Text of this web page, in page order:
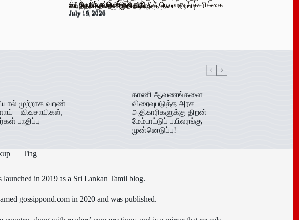
67 பேருக்கு டெங்கு உறுதி
July 16, 2026
ஊடக விளம்பரங்கள் – அஜித் ரொஹன எச்சரிக்கை
July 15, 2026
கடத்தல் முயற்சி முறியடிப்பு
July 15, 2026
வர்த்தமானிக்கு இடைக்காலத் தடை நீடிப்பு
July 15, 2026
முற்றாக வறண்ட
– விவசாயிகள்,
பாதிப்பு
காணி ஆவணங்களை
விரைவுபடுத்த அரச
அதிகாரிகளுக்கு திறன்
மேம்பாட்டுப் பயிலரங்கு
முன்னெடுப்பு!
Ting
in 2019 as a Sri Lankan Tamil blog.
gossippond.com in 2020 and was published.